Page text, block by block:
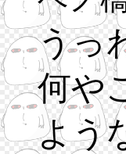
うっ
何や
よう